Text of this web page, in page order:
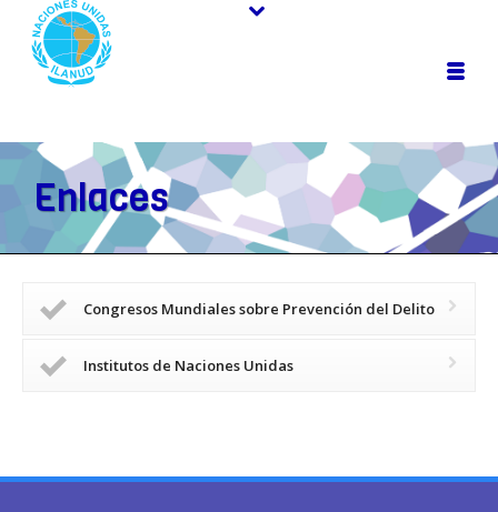
Enlaces
Congresos Mundiales sobre Prevención del Delito
Institutos de Naciones Unidas